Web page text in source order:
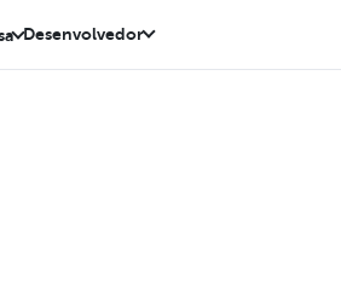
Desenvolvedor